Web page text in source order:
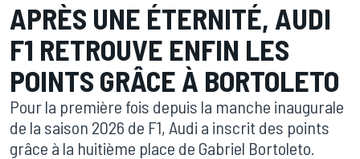
APRÈS UNE ÉTERNITÉ, AUDI
F1 RETROUVE ENFIN LES
POINTS GRÂCE À BORTOLETO
Pour la première fois depuis la manche inaugurale
de la saison 2026 de F1, Audi a inscrit des points
grâce à la huitième place de Gabriel Bortoleto.